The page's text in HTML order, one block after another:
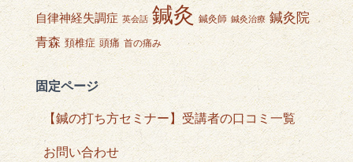
自律神経失調症 英会話 鍼灸 鍼灸師 鍼灸治療 鍼灸院
青森 頚椎症 頭痛 首の痛み
固定ページ
【鍼の打ち方セミナー】受講者の口コミ一覧
お問い合わせ